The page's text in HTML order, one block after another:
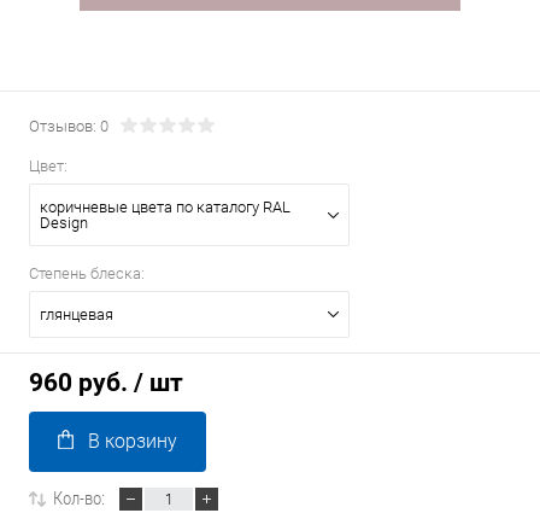
Отзывов: 0
Цвет:
коричневые цвета по каталогу RAL
Design
Степень блеска:
глянцевая
960 руб. / шт
В корзину
Кол-во: